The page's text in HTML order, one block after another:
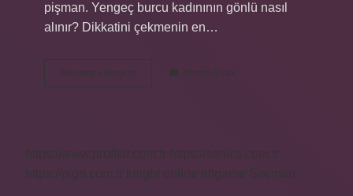
pişman. Yengeç burcu kadınının gönlü nasıl
alınır? Dikkatini çekmenin en…
Devamını okuyun
Burcu
Yorum Bırak
https://www.profikir.com.tr
https://sonics.com.tr
https://pigo.com.tr
knight online nttgame Sitemap